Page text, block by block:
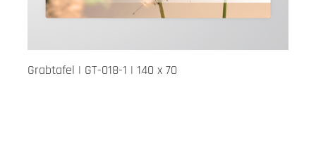
Grabtafel | GT-018-1 | 140 x 70